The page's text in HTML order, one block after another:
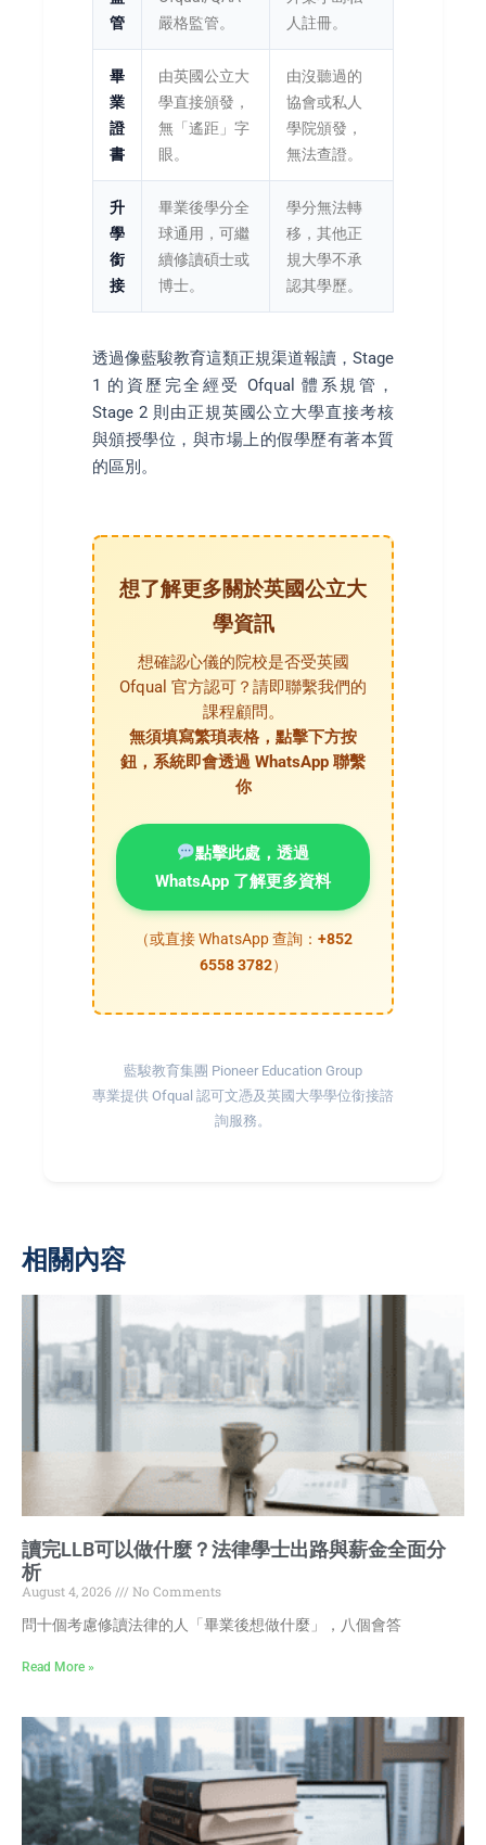
管
嚴格監管。
人註冊。
畢
業
證
書
由英國公立大
學直接頒發，
無「遙距」字
眼。
由沒聽過的
協會或私人
學院頒發，
無法查證。
升
學
銜
接
畢業後學分全
球通用，可繼
續修讀碩士或
博士。
學分無法轉
移，其他正
規大學不承
認其學歷。
透過像藍駿教育這類正規渠道報讀，Stage
1 的資歷完全經受 Ofqual 體系規管，
Stage 2 則由正規英國公立大學直接考核
與頒授學位，與市場上的假學歷有著本質
的區別。
想了解更多關於英國公立大
學資訊
想確認心儀的院校是否受英國
Ofqual 官方認可？請即聯繫我們的
課程顧問。
無須填寫繁瑣表格，點擊下方按
鈕，系統即會透過 WhatsApp 聯繫
你
點擊此處，透過
WhatsApp 了解更多資料
（或直接 WhatsApp 查詢： +852
6558 3782）
藍駿教育集團 Pioneer Education Group
專業提供 Ofqual 認可文憑及英國大學學位銜接諮
詢服務。
相關內容
讀完LLB可以做什麼？法律學士出路與薪金全面分
析
August 4, 2026
No Comments
問十個考慮修讀法律的人「畢業後想做什麼」，八個會答
Read More »